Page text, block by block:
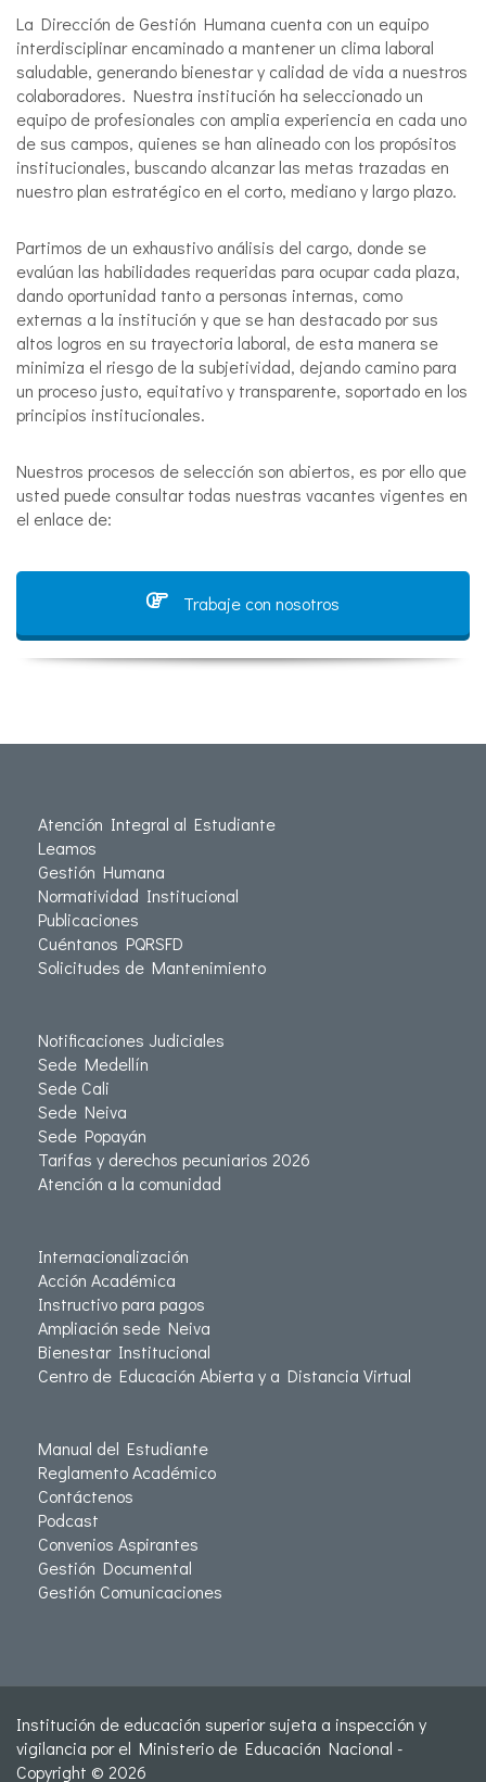
La Dirección de Gestión Humana cuenta con un equipo
interdisciplinar encaminado a mantener un clima laboral
saludable, generando bienestar y calidad de vida a nuestros
colaboradores. Nuestra institución ha seleccionado un
equipo de profesionales con amplia experiencia en cada uno
de sus campos, quienes se han alineado con los propósitos
institucionales, buscando alcanzar las metas trazadas en
nuestro plan estratégico en el corto, mediano y largo plazo.
Partimos de un exhaustivo análisis del cargo, donde se
evalúan las habilidades requeridas para ocupar cada plaza,
dando oportunidad tanto a personas internas, como
externas a la institución y que se han destacado por sus
altos logros en su trayectoria laboral, de esta manera se
minimiza el riesgo de la subjetividad, dejando camino para
un proceso justo, equitativo y transparente, soportado en los
principios institucionales.
Nuestros procesos de selección son abiertos, es por ello que
usted puede consultar todas nuestras vacantes vigentes en
el enlace de:
Trabaje con nosotros
Atención Integral al Estudiante
Leamos
Gestión Humana
Normatividad Institucional
Publicaciones
Cuéntanos PQRSFD
Solicitudes de Mantenimiento
Notificaciones Judiciales
Sede Medellín
Sede Cali
Sede Neiva
Sede Popayán
Tarifas y derechos pecuniarios 2026
Atención a la comunidad
Internacionalización
Acción Académica
Instructivo para pagos
Ampliación sede Neiva
Bienestar Institucional
Centro de Educación Abierta y a Distancia Virtual
Manual del Estudiante
Reglamento Académico
Contáctenos
Podcast
Convenios Aspirantes
Gestión Documental
Gestión Comunicaciones
Institución de educación superior sujeta a inspección y
vigilancia por el Ministerio de Educación Nacional -
Copyright © 2026